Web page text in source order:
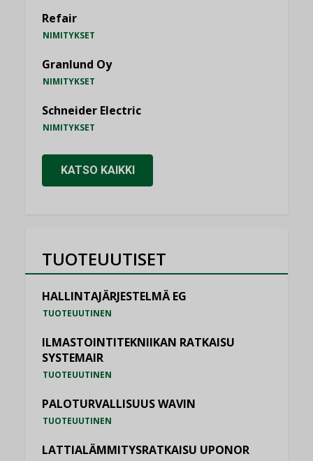
Refair
NIMITYKSET
Granlund Oy
NIMITYKSET
Schneider Electric
NIMITYKSET
KATSO KAIKKI
TUOTEUUTISET
HALLINTAJÄRJESTELMÄ EG
TUOTEUUTINEN
ILMASTOINTITEKNIIKAN RATKAISU
SYSTEMAIR
TUOTEUUTINEN
PALOTURVALLISUUS WAVIN
TUOTEUUTINEN
LATTIALÄMMITYSRATKAISU UPONOR